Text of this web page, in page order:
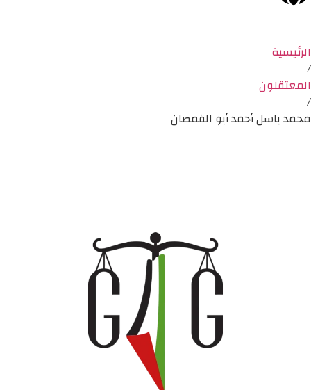
الرئيسية
/
المعتقلون
/
محمد باسل أحمد أبو القمصان